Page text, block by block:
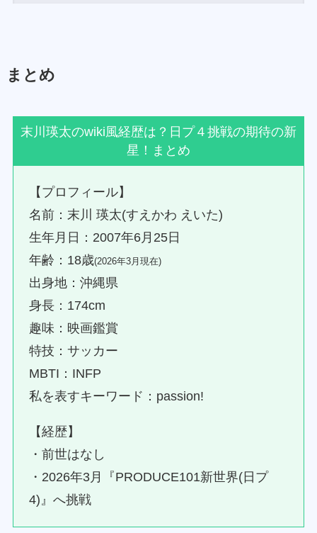
まとめ
末川瑛太のwiki風経歴は？日プ４挑戦の期待の新
星！まとめ
【プロフィール】
名前：末川 瑛太(すえかわ えいた)
生年月日：2007年6月25日
年齢：18歳(2026年3月現在)
出身地：沖縄県
身長：174cm
趣味：映画鑑賞
特技：サッカー
MBTI：INFP
私を表すキーワード：passion!
【経歴】
・前世はなし
・2026年3月『PRODUCE101新世界(日プ
4)』へ挑戦